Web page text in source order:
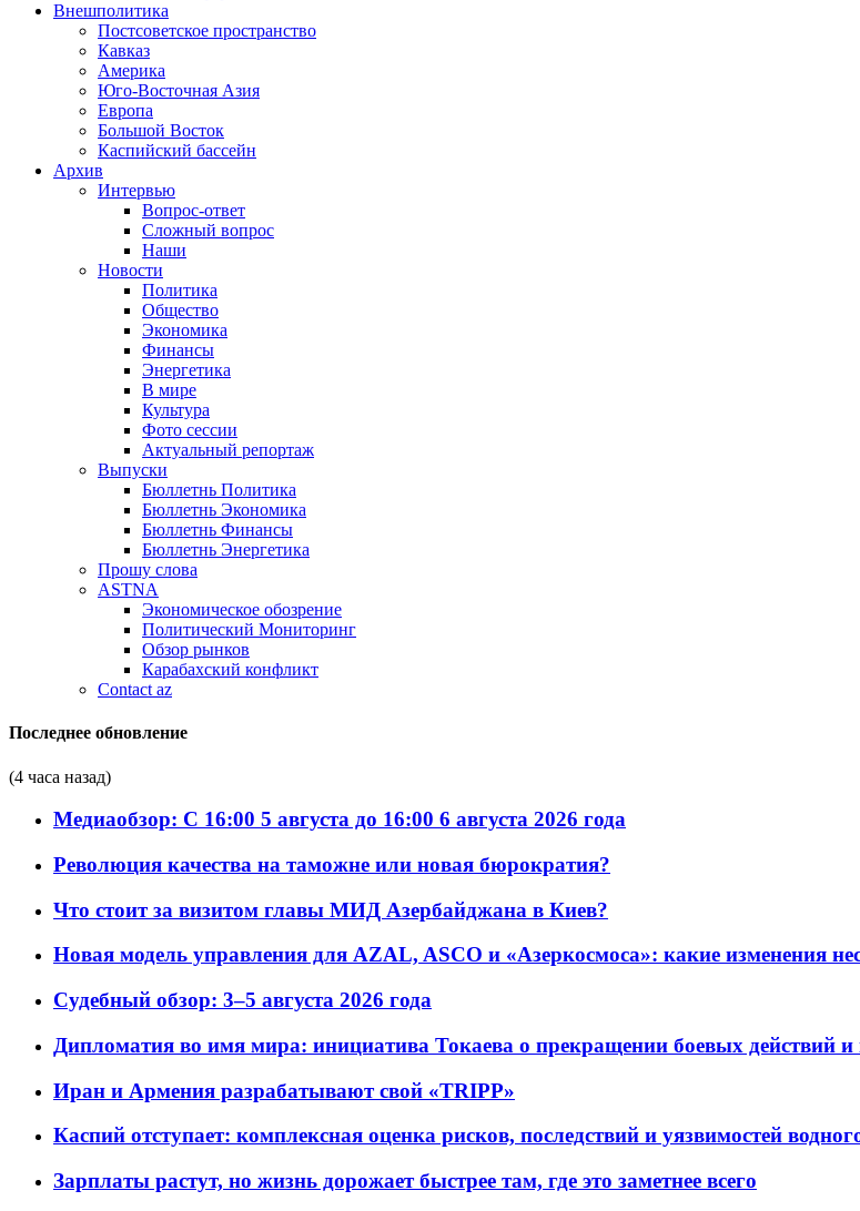
Внешполитика
Постсоветское пространство
Кавказ
Америка
Юго-Восточная Азия
Европа
Большой Восток
Каспийский бассейн
Архив
Интервью
Вопрос-ответ
Сложный вопрос
Наши
Новости
Политика
Общество
Экономика
Финансы
Энергетика
В мире
Культура
Фото сессии
Актуальный репортаж
Выпуски
Бюллетнь Политика
Бюллетнь Экономика
Бюллетнь Финансы
Бюллетнь Энергетика
Прошу слова
ASTNA
Экономическое обозрение
Политический Мониторинг
Обзор рынков
Карабахский конфликт
Contact az
Последнее обновление
(4 часа назад)
Медиаобзор: С 16:00 5 августа до 16:00 6 августа 2026 года
Революция качества на таможне или новая бюрократия?
Что стоит за визитом главы МИД Азербайджана в Киев?
Новая модель управления для AZAL, ASCO и «Азеркосмоса»: какие изменения
Судебный обзор: 3–5 августа 2026 года
Дипломатия во имя мира: инициатива Токаева о прекращении боевых действий и
Иран и Армения разрабатывают свой «TRIPP»
Каспий отступает: комплексная оценка рисков, последствий и уязвимостей
Зарплаты растут, но жизнь дорожает быстрее там, где это заметнее всего